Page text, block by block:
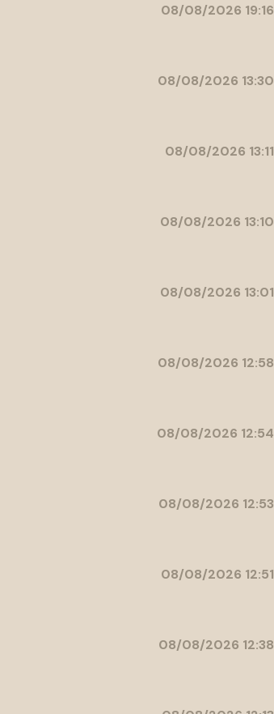
08/08/2026 19:16
08/08/2026 13:30
08/08/2026 13:11
08/08/2026 13:10
08/08/2026 13:01
08/08/2026 12:58
08/08/2026 12:54
08/08/2026 12:53
08/08/2026 12:51
08/08/2026 12:38